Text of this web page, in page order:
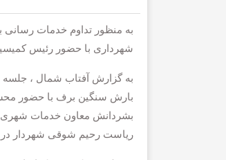
به منظور تداوم خدمات
شهرداری با حضور رئیس
بارش سنگین برف با حضور
بشردانش معاون خدمات شهری
ریاست رحیم شوقی شهردار